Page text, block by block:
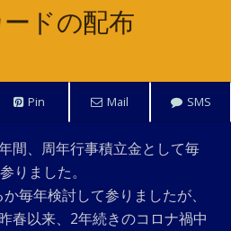
ドの配布
Pin Mail SMS
間、周年行事積立金として毎
りました。
毎年検討して参りましたが、
春以来、2年続きのコロナ禍中